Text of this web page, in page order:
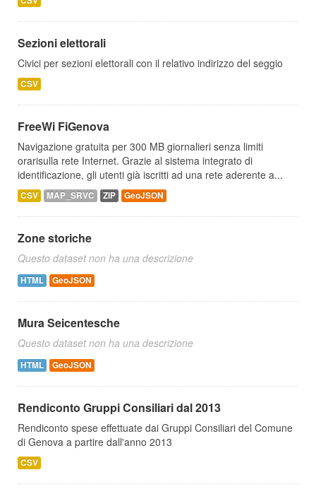
Sezioni elettorali
Civici per sezioni elettorali con il relativo indirizzo del seggio
CSV
FreeWi FiGenova
Navigazione gratuita per 300 MB giornalieri senza limiti
orarisulla rete Internet. Grazie al sistema integrato di
identificazione, gli utenti già iscritti ad una rete aderente a...
CSV MAP_SRVC ZIP GeoJSON
Zone storiche
Questo dataset non ha una descrizione
HTML GeoJSON
Mura Seicentesche
Questo dataset non ha una descrizione
HTML GeoJSON
Rendiconto Gruppi Consiliari dal 2013
Rendiconto spese effettuate dai Gruppi Consiliari del Comune
di Genova a partire dall'anno 2013
CSV